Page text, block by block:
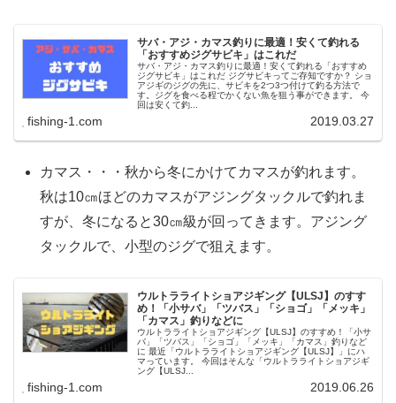
サバ・アジ・カマス釣りに最適！安くて釣れる
「おすすめジグサビキ」はこれだ
サバ・アジ・カマス釣りに最適！安くて釣れる「おすすめ
ジグサビキ」はこれだ ジグサビキってご存知ですか？ ショ
アジギのジグの先に、サビキを2つ3つ付けて釣る方法で
す。ジグを食べる程でかくない魚を狙う事ができます。 今
回は安くて釣...
fishing-1.com 2019.03.27
カマス・・・秋から冬にかけてカマスが釣れます。
秋は10㎝ほどのカマスがアジングタックルで釣れま
すが、冬になると30㎝級が回ってきます。アジング
タックルで、小型のジグで狙えます。
ウルトラライトショアジギング【ULSJ】のすす
め！「小サバ」「ツバス」「ショゴ」「メッキ」
「カマス」釣りなどに
ウルトラライトショアジギング【ULSJ】のすすめ！「小サ
バ」「ツバス」「ショゴ」「メッキ」「カマス」釣りなど
に 最近「ウルトラライトショアジギング【ULSJ】」にハ
マっています。 今回はそんな「ウルトラライトショアジギ
ング【ULSJ...
fishing-1.com 2019.06.26